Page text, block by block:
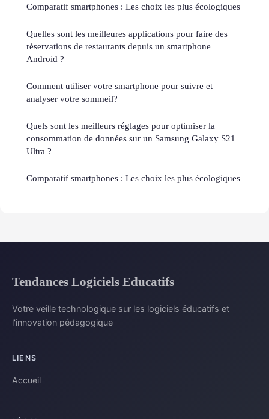
Comparatif smartphones : Les choix les plus écologiques
Quelles sont les meilleures applications pour faire des
réservations de restaurants depuis un smartphone
Android ?
Comment utiliser votre smartphone pour suivre et
analyser votre sommeil?
Quels sont les meilleurs réglages pour optimiser la
consommation de données sur un Samsung Galaxy S21
Ultra ?
Comparatif smartphones : Les choix les plus écologiques
Tendances Logiciels Educatifs
Votre veille technologique sur les logiciels éducatifs et
l'innovation pédagogique
LIENS
Accueil